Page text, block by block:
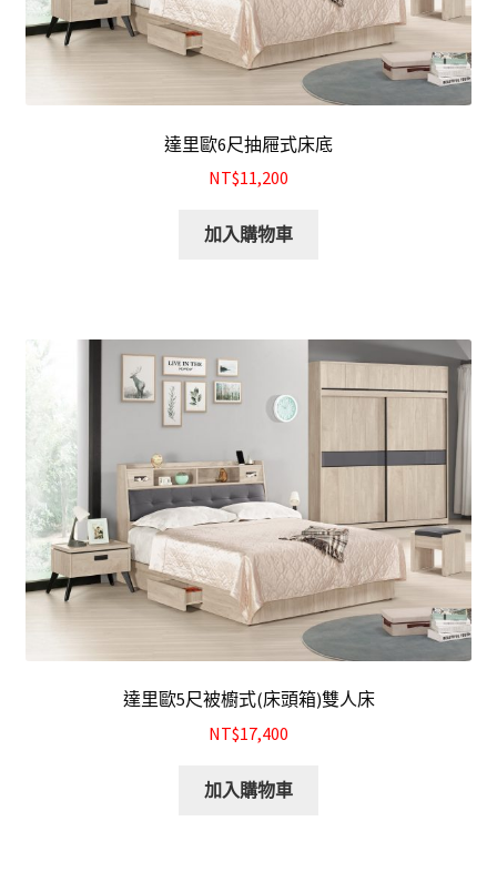
達里歐6尺抽屜式床底
NT$11,200
加入購物車
達里歐5尺被櫥式(床頭箱)雙人床
NT$17,400
加入購物車